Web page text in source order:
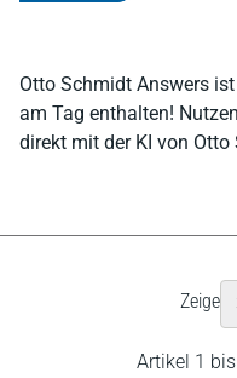
Otto Schmidt Answers
am Tag enthalten!
direkt mit der KI von Otto
Zeige
Artikel 1